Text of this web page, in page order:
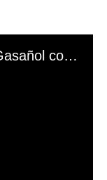
El mal momento de Yanina Gasañol con un hincha argentino en "Subrayado"